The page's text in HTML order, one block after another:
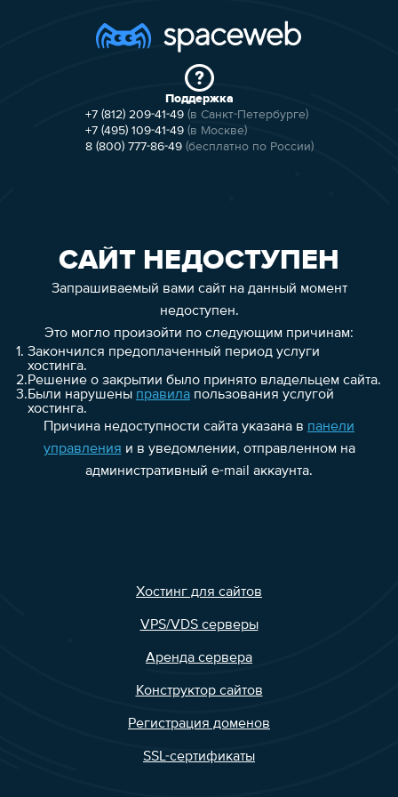
Поддержка
+7 (812) 209-41-49 (в Санкт-Петербурге)
+7 (495) 109-41-49 (в Москве)
8 (800) 777-86-49 (бесплатно по России)
САЙТ НЕДОСТУПЕН
Запрашиваемый вами сайт на данный момент
недоступен.
Это могло произойти по следующим причинам:
1. Закончился предоплаченный период услуги
хостинга.
2.Решение о закрытии было принято владельцем сайта.
3.Были нарушены правилапользования услугой
хостинга.
Причина недоступности сайта указана в панели
управления и в уведомлении, отправленном на
административный e-mail аккаунта.
Хостинг для сайтов
VPS/VDS серверы
Аренда сервера
Конструктор сайтов
Регистрация доменов
SSL-сертификаты